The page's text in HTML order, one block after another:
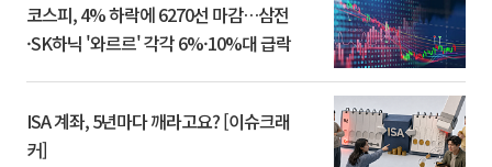
코스피, 4% 하락에 6270선 마감…삼전
·SK하닉 '와르르' 각각 6%·10%대 급락
ISA 계좌, 5년마다 깨라고요? [이슈크래
커]